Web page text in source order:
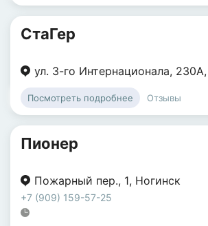
СтаГер
ул. 3-го Интернационала, 230А,
Посмотреть подробнее Отзывы
Пионер
Пожарный пер., 1, Ногинск
+7 (909) 159-57-25